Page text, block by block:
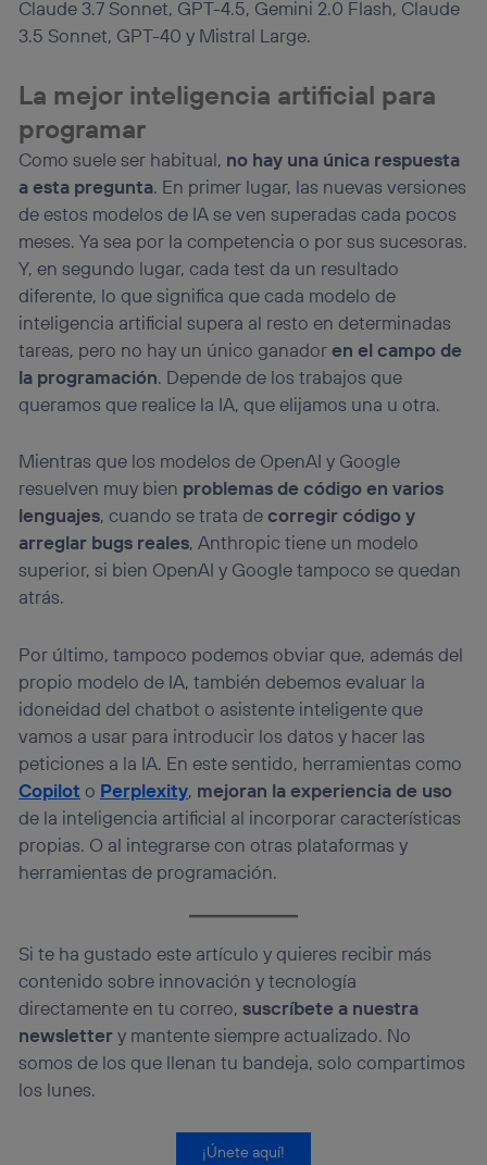
Claude 3.7 Sonnet, GPT-4.5, Gemini 2.0 Flash, Claude
3.5 Sonnet, GPT-40 y Mistral Large.
La mejor inteligencia artificial para
programar
Como suele ser habitual, no hay una única respuesta
a esta pregunta. En primer lugar, las nuevas versiones
de estos modelos de IA se ven superadas cada pocos
meses. Ya sea por la competencia o por sus sucesoras.
Y, en segundo lugar, cada test da un resultado
diferente, lo que significa que cada modelo de
inteligencia artificial supera al resto en determinadas
tareas, pero no hay un único ganadoren el campo de
la programación. Depende de los trabajos que
queramos que realice la IA, que elijamos una u otra.
Mientras que los modelos de OpenAI y Google
resuelven muy bien problemas de código en varios
lenguajes, cuando se trata decorregir código y
arreglar bugs reales, Anthropic tiene un modelo
superior, si bien OpenAI y Google tampoco se quedan
atrás.
Por último, tampoco podemos obviar que, además del
propio modelo de IA, también debemos evaluar la
idoneidad del chatbot o asistente inteligente que
vamos a usar para introducir los datos y hacer las
peticiones a la IA. En este sentido, herramientas como
Copilot o Perplexity, mejoran la experiencia de uso
de la inteligencia artificial al incorporar características
propias. O al integrarse con otras plataformas y
herramientas de programación.
Si te ha gustado este artículo y quieres recibir más
contenido sobre innovación y tecnología
directamente en tu correo,suscríbete a nuestra
newslettery mantente siempre actualizado. No
somos de los que llenan tu bandeja, solo compartimos
los lunes.
¡Únete aquí!